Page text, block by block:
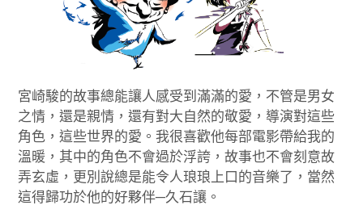
宮崎駿的故事總能讓人感受到滿滿的愛，不管是男女
之情，還是親情，還有對大自然的敬愛，導演對這些
角色，這些世界的愛。我很喜歡他每部電影帶給我的
溫暖，其中的角色不會過於浮誇，故事也不會刻意故
弄玄虛，更別說總是能令人琅琅上口的音樂了，當然
這得歸功於他的好夥伴─久石讓。